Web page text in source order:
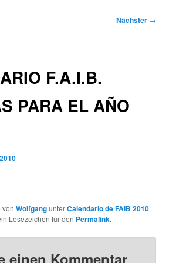
Nächster →
F.A.I.B.
PARA EL AÑO
vonWolfgangunterCalendario de FAIB 2010
Lesezeichen für den Permalink.
einen Kommentar